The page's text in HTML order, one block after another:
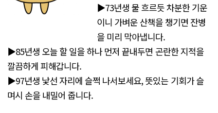
▶73년생 물 흐르듯 차분한 기운
이니 가벼운 산책을 챙기면 잔병
을 미리 막아냅니다.
▶85년생 오늘 할 일을 하나 먼저 끝내두면 곤란한 지적을
깔끔하게 피해갑니다.
▶97년생 낯선 자리에 슬쩍 나서보세요, 뜻있는 기회가 슬
며시 손을 내밀어 줍니다.